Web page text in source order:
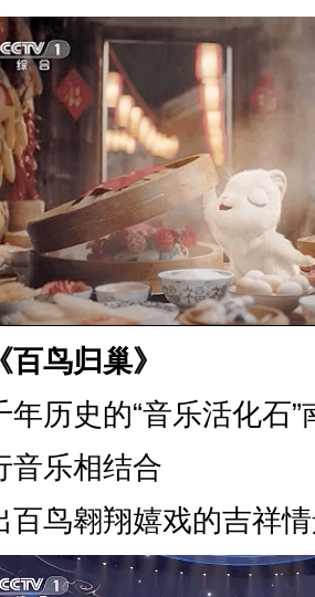
《百鸟归巢》
史的“音乐活化石”
乐相结合
鸟翱翔嬉戏的吉祥